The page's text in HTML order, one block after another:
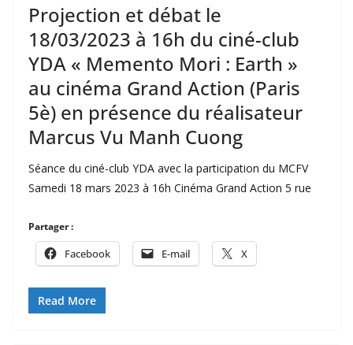
Projection et débat le
18/03/2023 à 16h du ciné-club
YDA « Memento Mori : Earth »
au cinéma Grand Action (Paris
5è) en présence du réalisateur
Marcus Vu Manh Cuong
Séance du ciné-club YDA avec la participation du MCFV
Samedi 18 mars 2023 à 16h Cinéma Grand Action 5 rue
Partager :
Facebook E-mail X
Read More